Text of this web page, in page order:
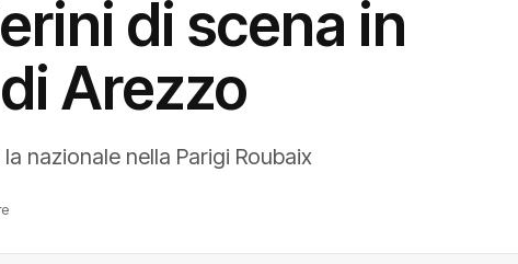
di scena in
Arezzo
nazionale nella Parigi Roubaix